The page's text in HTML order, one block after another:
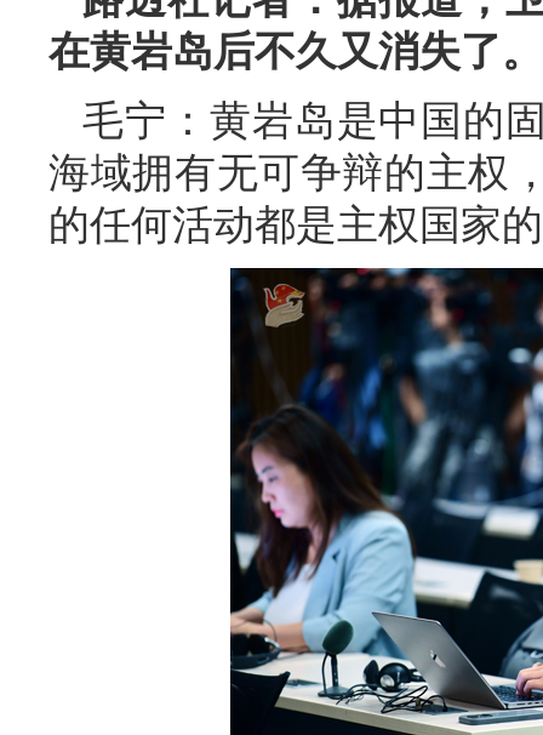
在黄岩岛后不久又消失了
毛宁：黄岩岛是中国的
海域拥有无可争辩的主权
的任何活动都是主权国家